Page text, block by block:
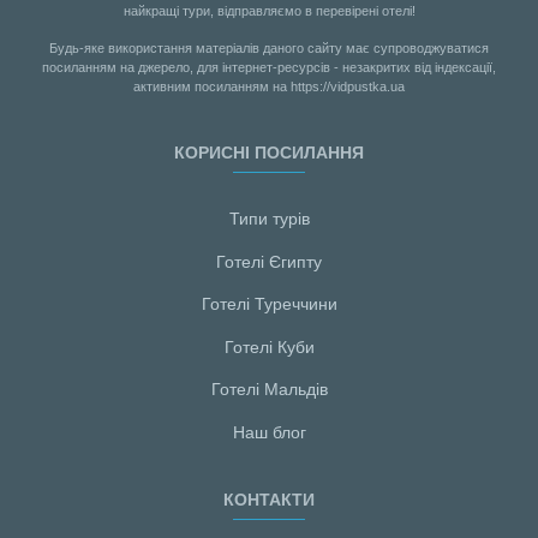
найкращі тури, відправляємо в перевірені отелі!
Будь-яке використання матеріалів даного сайту має супроводжуватися
посиланням на джерело, для інтернет-ресурсів - незакритих від індексації,
активним посиланням на https://vidpustka.ua
КОРИСНІ ПОСИЛАННЯ
Типи турів
Готелі Єгипту
Готелі Туреччини
Готелі Куби
Готелі Мальдiв
Наш блог
КОНТАКТИ